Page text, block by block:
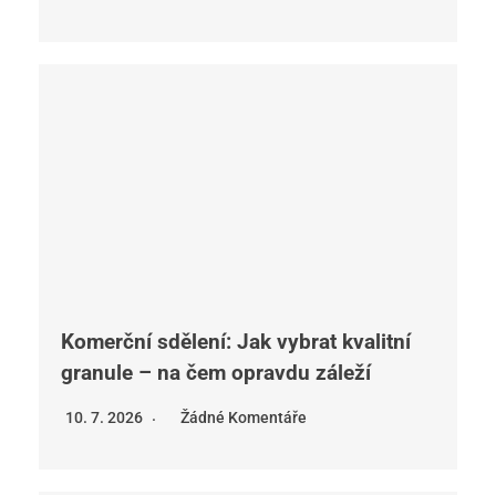
Komerční sdělení: Jak vybrat kvalitní
granule – na čem opravdu záleží
10. 7. 2026 Žádné Komentáře